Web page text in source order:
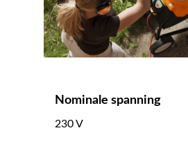
Nominale spanning
230 V